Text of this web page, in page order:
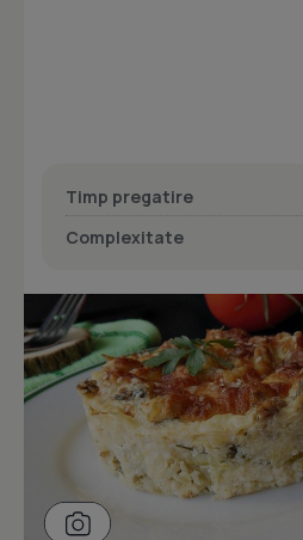
Timp pregatire
Complexitate